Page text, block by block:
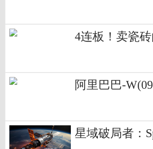
4连板！卖瓷
阿里巴巴-
星域破局者：